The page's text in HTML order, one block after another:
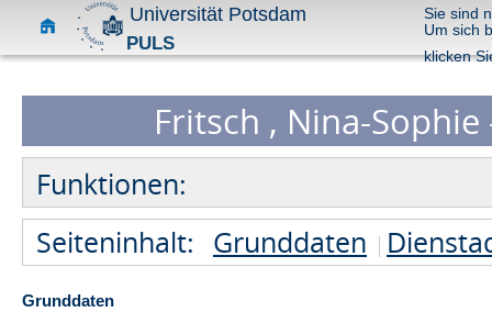
Universität Potsdam
PULS
Sie sind
Um sich
klicken
Fritsch , Nina-
Funktionen:
Seiteninhalt: Grunddaten
Grunddaten